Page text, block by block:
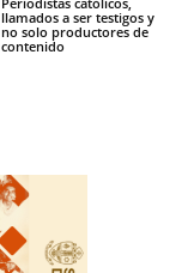
llamados a ser testigos y
no solo productores de
contenido